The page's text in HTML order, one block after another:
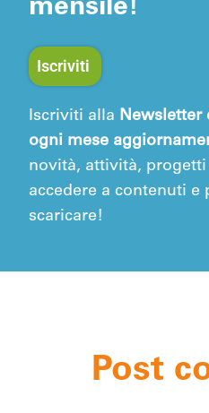
mensile!
Iscriviti
Iscriviti alla Newsletter
ogni mese
novità, attività, progetti
accedere a contenuti
scaricare!
Post